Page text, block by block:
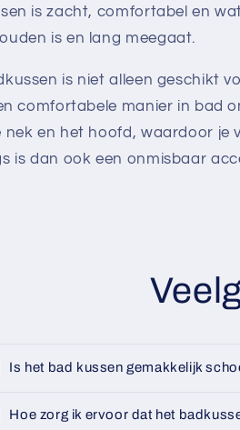
is zacht, comfortabel en
is en lang meegaat.
is niet alleen geschikt
comfortabele manier in bad
nek en het hoofd, waardoor je
is dan ook een onmisbaar
Is het bad kussen gemakkelijk
Hoe zorg ik ervoor dat het